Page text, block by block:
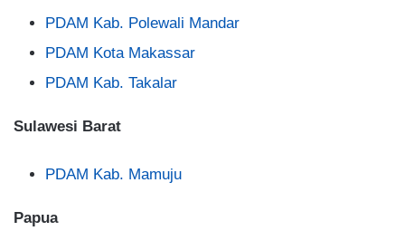
PDAM Kab. Polewali Mandar
PDAM Kota Makassar
PDAM Kab. Takalar
Sulawesi Barat
PDAM Kab. Mamuju
Papua